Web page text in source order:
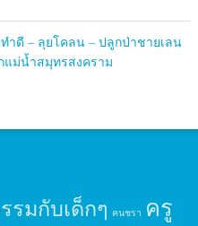
ำดี – ลุยโคลน – ปลูกป่าชายเลน
ม่น้ำสมุทรสงคราม
รมกับเด็กๆ คนชรา ครู